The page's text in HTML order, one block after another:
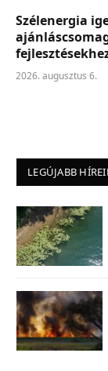
Szélenergia
2026. augusztus 6.
LEGÚJABB